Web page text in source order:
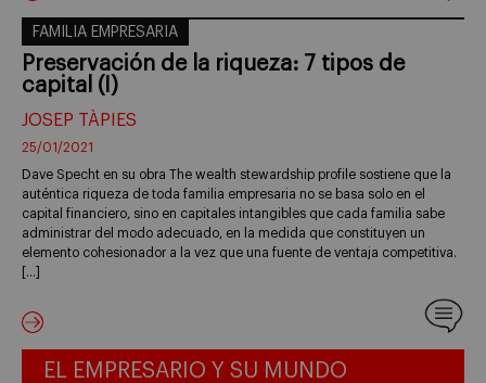
FAMILIA EMPRESARIA
Preservación de la riqueza: 7 tipos de
capital (I)
JOSEP TÀPIES
25/01/2021
Dave Specht en su obra The wealth stewardship profile sostiene que la
auténtica riqueza de toda familia empresaria no se basa solo en el
capital financiero, sino en capitales intangibles que cada familia sabe
administrar del modo adecuado, en la medida que constituyen un
elemento cohesionador a la vez que una fuente de ventaja competitiva.
[…]
EL EMPRESARIO Y SU MUNDO